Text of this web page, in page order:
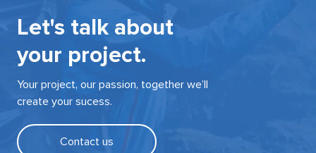
Let's talk about
your project.
Your project, our passion, together we’ll
create your sucess.
Contact us